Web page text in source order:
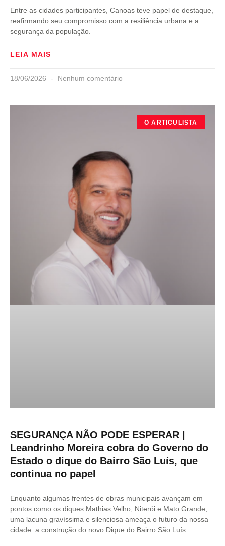
Entre as cidades participantes, Canoas teve papel de destaque,
reafirmando seu compromisso com a resiliência urbana e a
segurança da população.
LEIA MAIS
18/06/2026 Nenhum comentário
O ARTICULISTA
SEGURANÇA NÃO PODE ESPERAR |
Leandrinho Moreira cobra do Governo do
Estado o dique do Bairro São Luís, que
continua no papel
Enquanto algumas frentes de obras municipais avançam em
pontos como os diques Mathias Velho, Niterói e Mato Grande,
uma lacuna gravíssima e silenciosa ameaça o futuro da nossa
cidade: a construção do novo Dique do Bairro São Luís.